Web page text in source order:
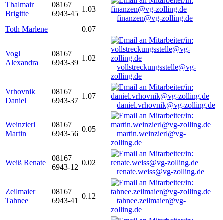
Thalmair
Brigitte
08167
6943-45
1.03
finanzen@vg-zolling.de
Toth Marlene
0.07
Vogl
Alexandra
08167
6943-39
1.02
vollstreckungsstelle@vg-
zolling.de
Vrhovnik
Daniel
08167
6943-37
1.07
daniel.vrhovnik@vg-zolling.de
Weinzierl
Martin
08167
6943-56
0.05
martin.weinzierl@vg-
zolling.de
Weiß Renate
08167
6943-12
0.02
renate.weiss@vg-zolling.de
Zeilmaier
Tahnee
08167
6943-41
0.12
tahnee.zeilmaier@vg-
zolling.de